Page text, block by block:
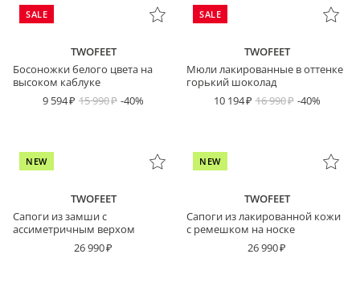
SALE
TWOFEET
Босоножки белого цвета на
высоком каблуке
9 594
15 990 -40%
SALE
TWOFEET
Мюли лакированные в оттенке
горький шоколад
10 194
16 990 -40%
NEW
TWOFEET
Сапоги из замши с
ассиметричным верхом
26 990
NEW
TWOFEET
Cапоги из лакированной кожи
с ремешком на носке
26 990